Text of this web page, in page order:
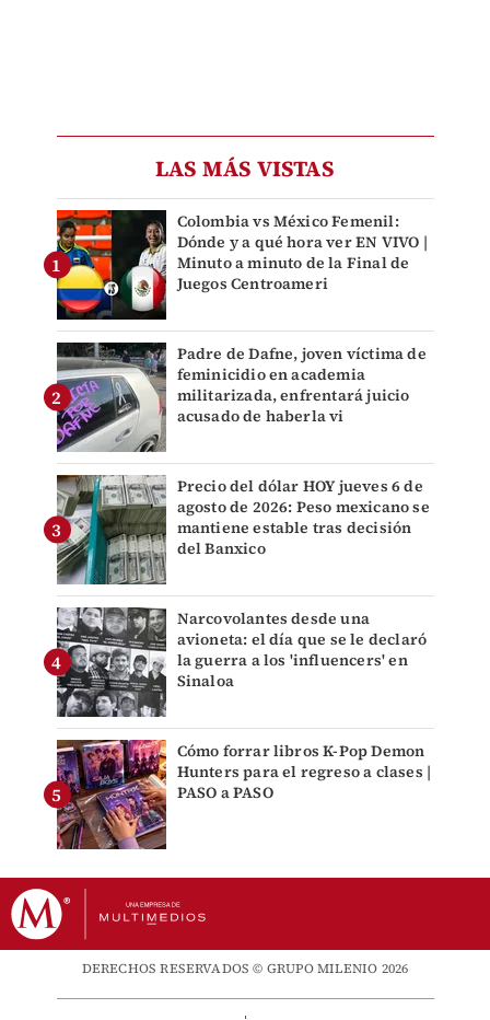
LAS MÁS VISTAS
Colombia vs México Femenil:
Dónde y a qué hora ver EN VIVO |
Minuto a minuto de la Final de
Juegos Centroameri
Padre de Dafne, joven víctima de
feminicidio en academia
militarizada, enfrentará juicio
acusado de haberla vi
Precio del dólar HOY jueves 6 de
agosto de 2026: Peso mexicano se
mantiene estable tras decisión
del Banxico
Narcovolantes desde una
avioneta: el día que se le declaró
la guerra a los 'influencers' en
Sinaloa
Cómo forrar libros K-Pop Demon
Hunters para el regreso a clases |
PASO a PASO
DERECHOS RESERVADOS © GRUPO MILENIO 2026